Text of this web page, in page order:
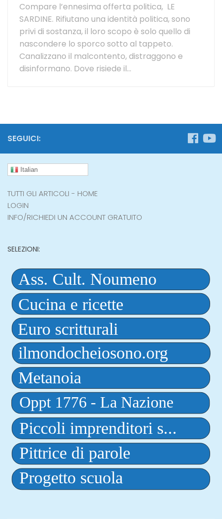
Compare l’ennesima offerta politica, LE
SARDINE. Rifiutano una identità politica, sono
privi di sostanza, il loro scopo è solo quello di
nascondere lo sporco sotto al tappeto.
Canalizzano il malcontento, distraggono e
disinformano. Dove risiede il...
SEGUICI:
Italian
TUTTI GLI ARTICOLI - HOME
LOGIN
INFO/RICHIEDI UN ACCOUNT GRATUITO
SELEZIONI: